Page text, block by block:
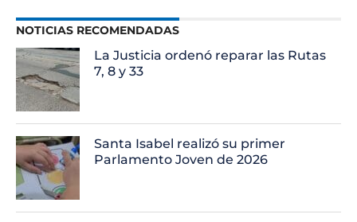
NOTICIAS RECOMENDADAS
La Justicia ordenó reparar las Rutas
7, 8 y 33
Santa Isabel realizó su primer
Parlamento Joven de 2026